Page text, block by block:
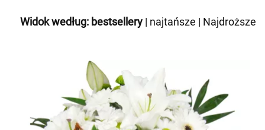
Widok według: bestsellery | najtańsze | Najdroższe